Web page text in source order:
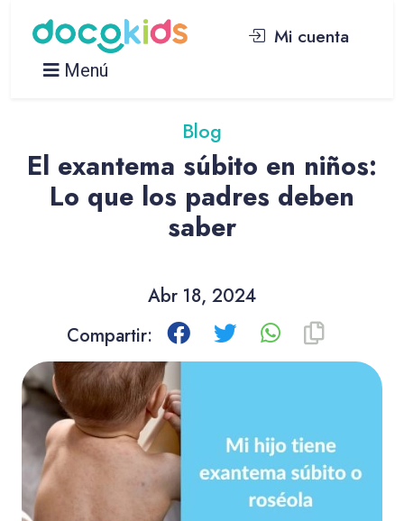
Mi cuenta
Menú
Blog
El exantema súbito en niños:
Lo que los padres deben
saber
Abr 18, 2024
Compartir: